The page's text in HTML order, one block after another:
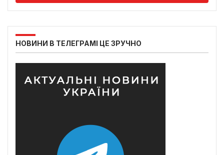
НОВИНИ В ТЕЛЕГРАМІ ЦЕ ЗРУЧНО